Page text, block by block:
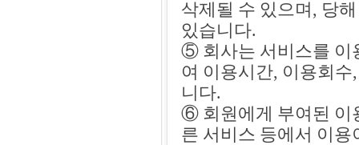
삭제될 수 있으며, 당
있습니다.
⑤ 회사는 서비스를 이
여 이용시간, 이용회
니다.
⑥ 회원에게 부여된 이
른 서비스 등에서 이용